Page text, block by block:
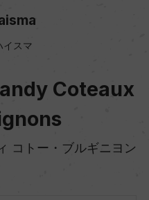
イスマ
Coteaux
コトー・ブルギニヨン